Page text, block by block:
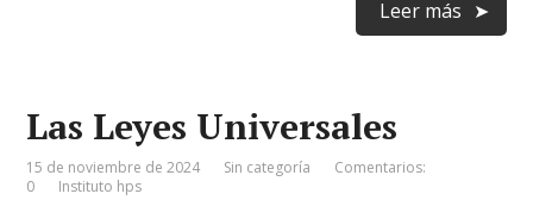
Leer más
Las Leyes Universales
15 de noviembre de 2024 Sin categoría
Comentarios:
0
Instituto hps